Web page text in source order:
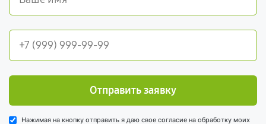
Отправить заявку
Нажимая на кнопку отправить я даю свое согласие на обработку моих